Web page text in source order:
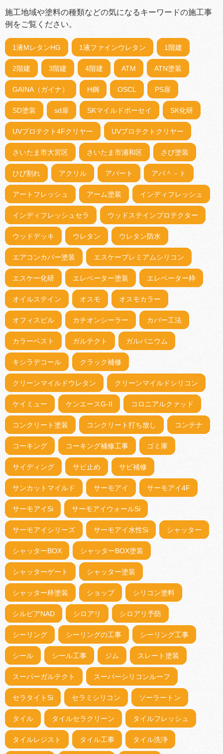
施工地域や塗料の種類などの気になるキーワードの施工事
例をご覧ください。
1液MレタンHG 1液ファインウレタン 1階建
2階建 3階建 4階建 ATM ATN塗装
GAINA（ガイナ） H鋼 OSCL PS扉
SD塗装 sd扉 SKマイルドボーセイ SK化研
UVプロテクト4Fクリヤー UVプロテクトクリヤー
さいたま市大宮区 さいたま市浦和区 さび塗装
ひび割れ アクリル アパート アパ＾－ト
アートフレッシュ アーム塗装 インディフレッシュ
インディフレッシュセラ ウッドステインプロテクター
ウッドデッキ ウレタン ウレタン防水
エアコンカバー塗装 エスケープレミアムシリコン
エスケー化研 エレベーター塗装 エレベーター枠
オイルステイン オスモ オスモカラー
オフィスビル カチオンシーラー カバー工法
カラーベスト ガルテクト ガルバニウム
キシラデコール クラック補修
クリーンマイルドウレタン クリーンマイルドシリコン
ケイミュー ケンエースG-II コロニアルクァッド
コンクリート塗装 コンクリート打ち放し コンテナ
コーキング コーキング補修工事 ゴミ庫
サイディング サビ止め サビ補修
サンカットマイルド サーモアイ サーモアイ4F
サーモアイSi サーモアイウォールSi
サーモアイシリーズ サーモアイ水性Si シャッター
シャッターBOX シャッターBOX塗装
シャッターゲート シャッター塗装
シャッター枠塗装 ショップ シリコン塗料
シルビアNAD シロアリ シロアリ予防
シーリング シーリングの工事 シーリング工事
シール シール工事 ジム スレート塗装
スーパーガルテクト スーパーシリコンルーフ
セラタイトSi セラミシリコン ソーラートン
タイル タイルセラクリーン タイルフレッシュ
タイルレジスト タイル工事 タイル洗浄